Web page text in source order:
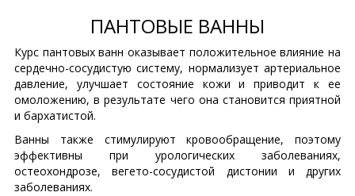
ПАНТОВЫЕ ВАННЫ
Курс пантовых ванн оказывает положительное влияние на
сердечно-сосудистую систему, нормализует артериальное
давление, улучшает состояние кожи и приводит к ее
омоложению, в результате чего она становится приятной
и бархатистой.
Ванны также стимулируют кровообращение, поэтому
эффективны при урологических заболеваниях,
остеохондрозе, вегето-сосудистой дистонии и других
заболеваниях.